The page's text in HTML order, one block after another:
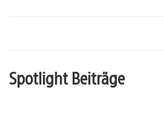
Spotlight Beiträge